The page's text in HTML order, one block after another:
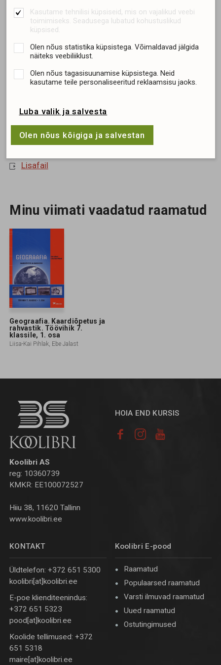
6.45 €
Lisa ostukorvi
Lingid
Lisafail
Minu viimati vaadatud raamatud
Geograafia. Kaardiõpetus ja
rahvastik. Töövihik 7.
klassile, 1. osa
Liisa-Kai Pihlak, Ebe Jalast
Koolibri AS
reg: 10360739
KMKR: EE100072527
Hiiu 38, 11620 Tallinn
www.koolibri.ee
HOIA END KURSIS
  
KONTAKT
Üldtelefon: +372 651 5300
koolibri[at]koolibri.ee
E-poe klienditeenindus:
+372 651 5323
pood[at]koolibri.ee
Koolide tellimused: +372
651 5318
maire[at]koolibri.ee
Koolibri E-pood
Raamatud
Populaarsed raamatud
Varsti ilmuvad raamatud
Uued raamatud
Ostutingimused
Kasutame tehnilisi küpsiseid, mis on vajalikud veebi
toimimiseks. Seadusega lubatud kohustuslikud
küpsised.
Olen nõus statistika küpsistega. Võimaldavad jälgida
näiteks veebiliiklust.
Olen nõus tagasisuunamise küpsistega. Neid
kasutame teile personaliseeritud reklaamsisu jaoks.
Luba valik ja salvesta
Olen nõus kõigiga ja salvestan